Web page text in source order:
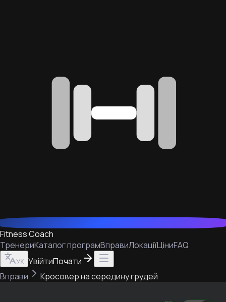
Fitness Coach
ТренериКаталог програмВправиЛокаціїЦіниFAQ
УК УвійтиПочати
Вправи
Кросовер на середину грудей